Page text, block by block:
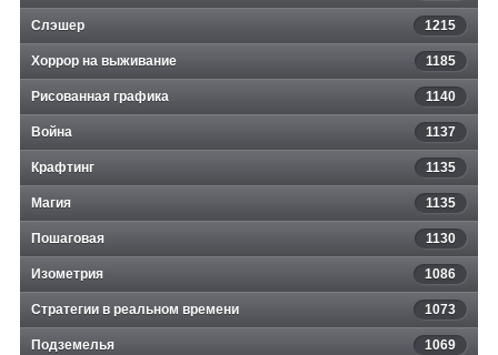
Слэшер 1215
Хоррор на выживание 1185
Рисованная графика 1140
Война 1137
Крафтинг 1135
Магия 1135
Пошаговая 1130
Изометрия 1086
Стратегии в реальном времени 1073
Подземелья 1069